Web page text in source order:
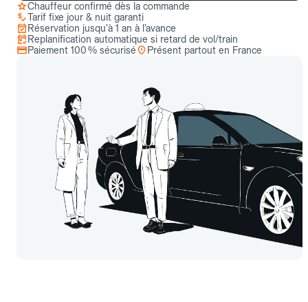
Chauffeur confirmé dès la commande
Tarif fixe jour & nuit garanti
Réservation jusqu’à 1 an à l’avance
Replanification automatique si retard de vol/train
Paiement 100 % sécurisé
Présent partout en France